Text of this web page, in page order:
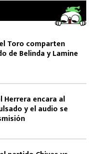
Toro comparten
de Belinda y Lamine
Herrera encara al
y el audio se